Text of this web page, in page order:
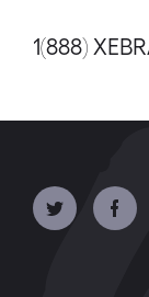
1(888)